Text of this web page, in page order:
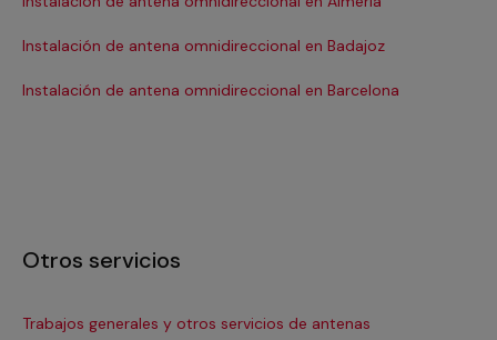
Instalación de antena omnidireccional en Badajoz
Instalación de antena omnidireccional en Barcelona
Otros servicios
Trabajos generales y otros servicios de antenas